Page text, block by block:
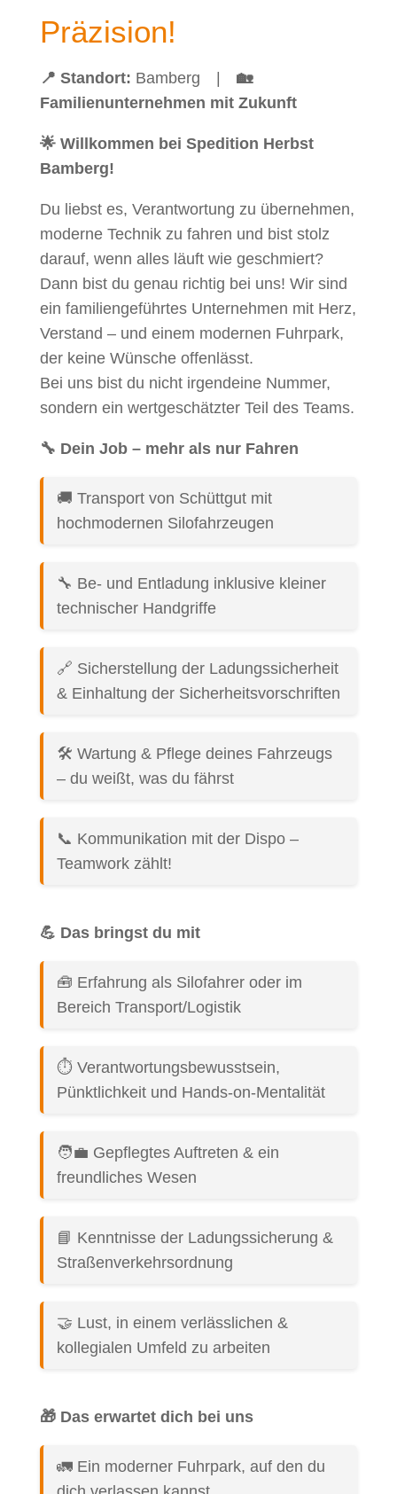
Präzision!
📍 Standort: Bamberg | 🏡
Familienunternehmen mit Zukunft
🌟 Willkommen bei Spedition Herbst
Bamberg!
Du liebst es, Verantwortung zu übernehmen,
moderne Technik zu fahren und bist stolz
darauf, wenn alles läuft wie geschmiert?
Dann bist du genau richtig bei uns! Wir sind
ein familiengeführtes Unternehmen mit Herz,
Verstand – und einem modernen Fuhrpark,
der keine Wünsche offenlässt.
Bei uns bist du nicht irgendeine Nummer,
sondern ein wertgeschätzter Teil des Teams.
🔧 Dein Job – mehr als nur Fahren
🚚 Transport von Schüttgut mit
hochmodernen Silofahrzeugen
🔧 Be- und Entladung inklusive kleiner
technischer Handgriffe
🔗 Sicherstellung der Ladungssicherheit
& Einhaltung der Sicherheitsvorschriften
🛠️ Wartung & Pflege deines Fahrzeugs
– du weißt, was du fährst
📞 Kommunikation mit der Dispo –
Teamwork zählt!
💪 Das bringst du mit
🧰 Erfahrung als Silofahrer oder im
Bereich Transport/Logistik
⏱️ Verantwortungsbewusstsein,
Pünktlichkeit und Hands-on-Mentalität
🧑‍💼 Gepflegtes Auftreten & ein
freundliches Wesen
📘 Kenntnisse der Ladungssicherung &
Straßenverkehrsordnung
🤝 Lust, in einem verlässlichen &
kollegialen Umfeld zu arbeiten
🎁 Das erwartet dich bei uns
🚛 Ein moderner Fuhrpark, auf den du